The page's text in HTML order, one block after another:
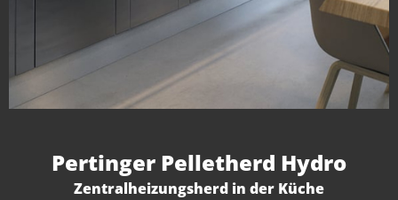
Pertinger Pelletherd Hydro
Zentralheizungsherd in der Küche